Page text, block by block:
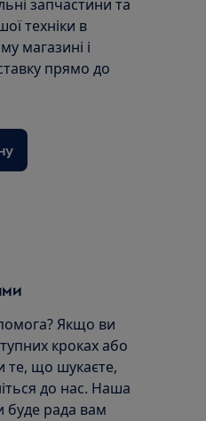
запчастини та
техніки в
магазині і
прямо до
Якщо ви
кроках або
те, що шукаєте,
до нас. Наша
буде рада вам